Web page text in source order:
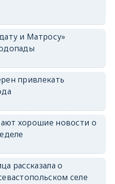
и Матросу»
привлекать
хорошие новости о
рассказала о
селе